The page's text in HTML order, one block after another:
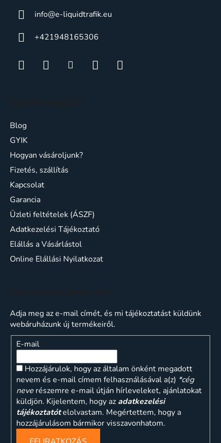
info@e-liquidtrafik.eu
+421948165306
Blog
GYIK
Hogyan vásároljunk?
Fizetés, szállítás
Kapcsolat
Garancia
Üzleti feltételek (ÁSZF)
Adatkezelési Tájékoztató
Elállás a Vásárlástol
Online Elállási Nyilatkozat
Adja meg az e-mail címét, és mi tájékoztatást küldünk
webáruházunk új termékeiről.
E-mail
Hozzájárulok, hogy az általam önként megadott
nevem és e-mail címem felhasználásával a(z) *cég
neve részemre e-mail útján hírleveleket, ajánlatokat
küldjön. Kijelentem, hogy az adatkezelési
tájékoztatótelolvastam. Megértettem, hogy a
hozzájárulásom bármikor visszavonhatom.